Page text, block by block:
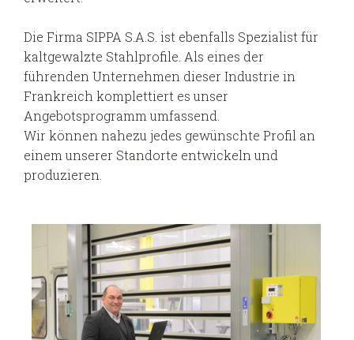
Die Firma SIPPA S.A.S. ist ebenfalls Spezialist für
kaltgewalzte Stahlprofile. Als eines der
führenden Unternehmen dieser Industrie in
Frankreich komplettiert es unser
Angebotsprogramm umfassend.
Wir können nahezu jedes gewünschte Profil an
einem unserer Standorte entwickeln und
produzieren.